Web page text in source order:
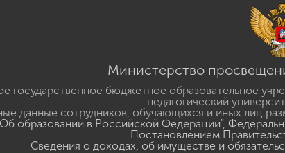
Министерство
государственное бюджетное образовательное
педагогический
данные сотрудников, обучающихся и иных лиц
образовании в Российской Федерации",
Постановлением
Сведения о доходах, об имуществе и